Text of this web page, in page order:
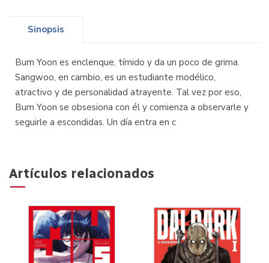
Sinopsis
Bum Yoon es enclenque, tímido y da un poco de grima.
Sangwoo, en cambio, es un estudiante modélico,
atractivo y de personalidad atrayente. Tal vez por eso,
Bum Yoon se obsesiona con él y comienza a observarle y
seguirle a escondidas. Un día entra en c
Artículos relacionados